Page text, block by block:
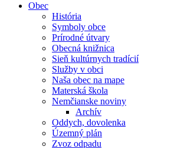
Obec
História
Symboly obce
Prírodné útvary
Obecná knižnica
Sieň kultúrnych tradícií
Služby v obci
Naša obec na mape
Materská škola
Nemčianske noviny
Archív
Oddych, dovolenka
Územný plán
Zvoz odpadu